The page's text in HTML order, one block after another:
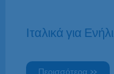
Ιταλικά για
Περισσότερα »